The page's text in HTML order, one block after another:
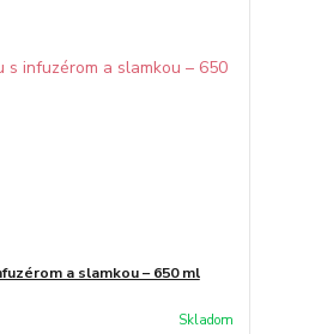
a slamkou – 650 ml
Skladom